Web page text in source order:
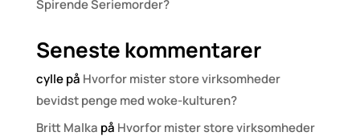
Spirende Seriemorder?
Seneste kommentarer
cyllepå Hvorfor mister store virksomheder
bevidst penge med woke-kulturen?
Britt Malka på Hvorfor mister store virksomheder